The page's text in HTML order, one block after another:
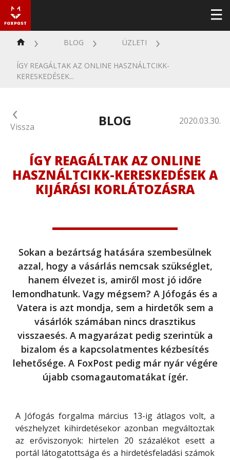
BLOG ÜZLETI
ÍGY REAGÁLTAK AZ ONLINE HASZNÁLTCIKK-
KERESKEDÉSEK...
Vissza BLOG 2020.03.30.
ÍGY REAGÁLTAK AZ ONLINE
HASZNÁLTCIKK-KERESKEDÉSEK A
KIJÁRÁSI KORLÁTOZÁSRA
Sokan a bezártság hatására szembesülnek
azzal, hogy a vásárlás nemcsak szükséglet,
hanem élvezet is, amiről most jó időre
lemondhatunk. Vagy mégsem? A Jófogás és a
Vatera is azt mondja, sem a hirdetők sem a
vásárlók számában nincs drasztikus
visszaesés. A magyarázat pedig szerintük a
bizalom és a kapcsolatmentes kézbesítés
lehetősége. A FoxPost pedig már nyár végére
újabb csomagautomatákat ígér.
A Jófogás forgalma március 13-ig átlagos volt, a
vészhelyzet kihirdetésekor azonban megváltoztak
az erőviszonyok: hirtelen 20 százalékot esett a
portál látogatottsága és a hirdetésfeladási számok